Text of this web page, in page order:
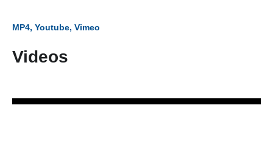
MP4, Youtube, Vimeo
Videos